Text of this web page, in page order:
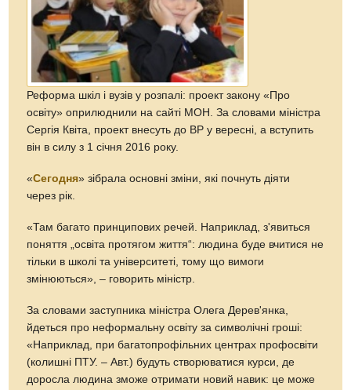
Реформа шкіл і вузів у розпалі: проект закону «Про
освіту» оприлюднили на сайті МОН. За словами міністра
Сергія Квіта, проект внесуть до ВР у вересні, а вступить
він в силу з 1 січня 2016 року.
«Сегодня» зібрала основні зміни, які почнуть діяти
через рік.
«Там багато принципових речей. Наприклад, з'явиться
поняття „освіта протягом життя“: людина буде вчитися не
тільки в школі та університеті, тому що вимоги
змінюються», – говорить міністр.
За словами заступника міністра Олега Дерев'янка,
йдеться про неформальну освіту за символічні гроші:
«Наприклад, при багатопрофільних центрах профосвіти
(колишні ПТУ. – Авт.) будуть створюватися курси, де
доросла людина зможе отримати новий навик: це може